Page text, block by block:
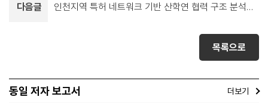
다음글 인천지역 특허 네트워크 기반 산학연 협력 구조 분석 및 정책 시사점
목록으로
동일 저자 보고서 더보기